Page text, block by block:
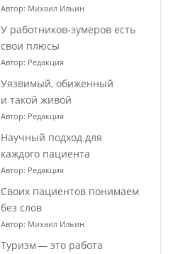
Автор: Михаил Ильин
У работников‑зумеров есть
свои плюсы
Автор: Редакция
Уязвимый, обиженный
и такой живой
Автор: Редакция
Научный подход для
каждого пациента
Автор: Редакция
Своих пациентов понимаем
без слов
Автор: Михаил Ильин
Туризм — это работа